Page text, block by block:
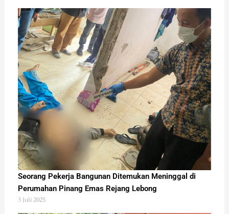
Seorang Pekerja Bangunan Ditemukan Meninggal di
Perumahan Pinang Emas Rejang Lebong
3 Juli 2025